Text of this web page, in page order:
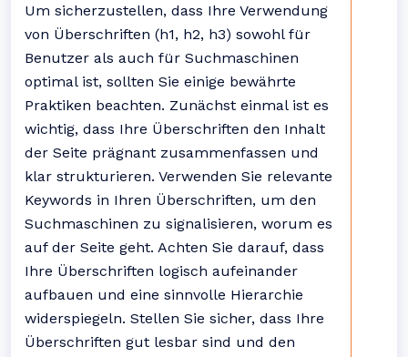
Um sicherzustellen, dass Ihre Verwendung
von Überschriften (h1, h2, h3) sowohl für
Benutzer als auch für Suchmaschinen
optimal ist, sollten Sie einige bewährte
Praktiken beachten. Zunächst einmal ist es
wichtig, dass Ihre Überschriften den Inhalt
der Seite prägnant zusammenfassen und
klar strukturieren. Verwenden Sie relevante
Keywords in Ihren Überschriften, um den
Suchmaschinen zu signalisieren, worum es
auf der Seite geht. Achten Sie darauf, dass
Ihre Überschriften logisch aufeinander
aufbauen und eine sinnvolle Hierarchie
widerspiegeln. Stellen Sie sicher, dass Ihre
Überschriften gut lesbar sind und den